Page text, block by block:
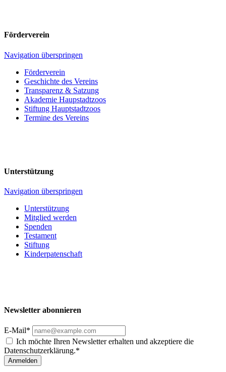
Förderverein
Navigation überspringen
Förderverein
Geschichte des Vereins
Transparenz & Satzung
Akademie Haupstadtzoos
Stiftung Hauptstadtzoos
Termine des Vereins
Unterstützung
Navigation überspringen
Unterstützung
Mitglied werden
Spenden
Testament
Stiftung
Kinderpatenschaft
Newsletter abonnieren
E-Mail*
Ich möchte Ihren Newsletter erhalten und akzeptiere die
Datenschutzerklärung.*
Anmelden